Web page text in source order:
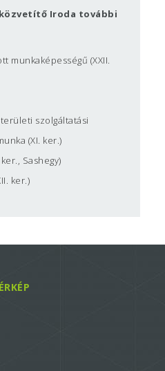
Iroda további
munkaképességű (XXII.
szolgáltatási
(XI. ker.)
Sashegy)
ker.)